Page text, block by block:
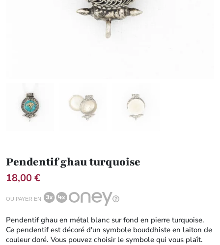
Pendentif ghau turquoise
18,00 €
OU PAYER EN
Pendentif ghau en métal blanc sur fond en pierre turquoise.
Ce pendentif est décoré d'un symbole bouddhiste en laiton de
couleur doré. Vous pouvez choisir le symbole qui vous plaît.